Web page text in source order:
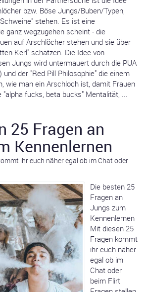
bzw. Böse Jungs/Buben/Typen,
stehen. Es ist eine
ganz wegzugehen scheint - die
auf Arschlöcher stehen und sie über
Kerl" schätzen. Die Idee von
Jungs wird untermauert durch die PUA
und der "Red Pill Philosophie" die einem
wie man ein Arschloch ist, damit Frauen
fucks, beta bucks" Mentalität, ...
25 Fragen an
Kennenlernen
ihr euch näher egal ob im Chat oder
Die besten 25
Fragen an
Jungs zum
Kennenlernen
Mit diesen 25
Fragen kommt
ihr euch näher
egal ob im
Chat oder
beim Flirt